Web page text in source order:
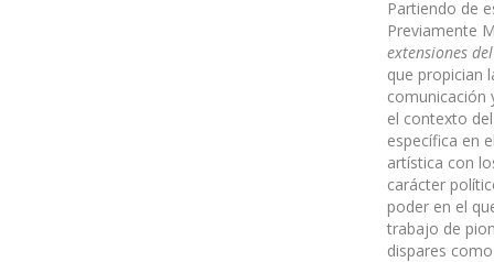
Partiendo de
Previamente
extensiones
que propician
comunicación
el contexto
específica en
artística con
carácter
poder en el
trabajo de
dispares